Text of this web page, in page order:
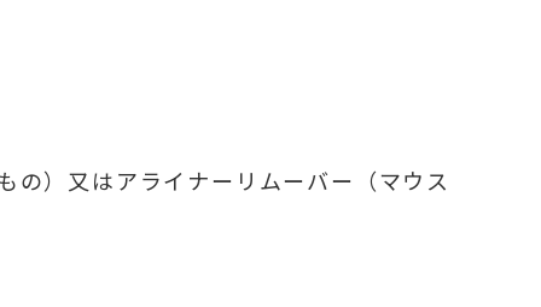
の）又はアライナーリムーバー（マウス